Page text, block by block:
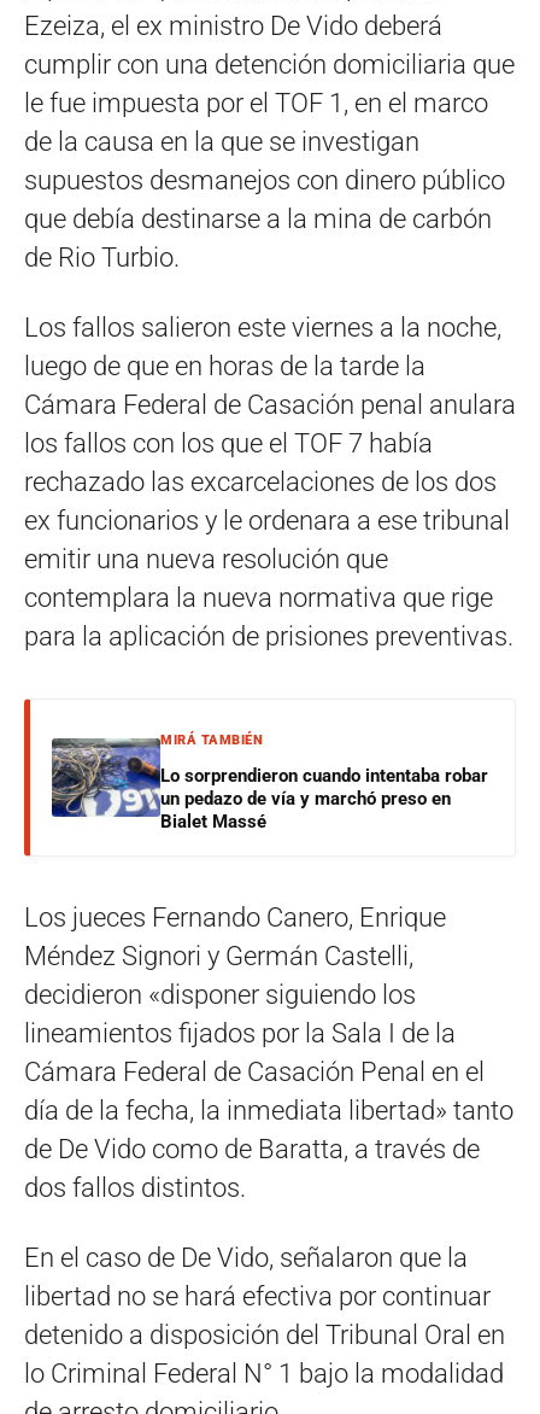
Ezeiza, el ex ministro De Vido deberá
cumplir con una detención domiciliaria que
le fue impuesta por el TOF 1, en el marco
de la causa en la que se investigan
supuestos desmanejos con dinero público
que debía destinarse a la mina de carbón
de Rio Turbio.
Los fallos salieron este viernes a la noche,
luego de que en horas de la tarde la
Cámara Federal de Casación penal anulara
los fallos con los que el TOF 7 había
rechazado las excarcelaciones de los dos
ex funcionarios y le ordenara a ese tribunal
emitir una nueva resolución que
contemplara la nueva normativa que rige
para la aplicación de prisiones preventivas.
MIRÁ TAMBIÉN
Lo sorprendieron cuando intentaba robar
un pedazo de vía y marchó preso en
Bialet Massé
Los jueces Fernando Canero, Enrique
Méndez Signori y Germán Castelli,
decidieron «disponer siguiendo los
lineamientos fijados por la Sala I de la
Cámara Federal de Casación Penal en el
día de la fecha, la inmediata libertad» tanto
de De Vido como de Baratta, a través de
dos fallos distintos.
En el caso de De Vido, señalaron que la
libertad no se hará efectiva por continuar
detenido a disposición del Tribunal Oral en
lo Criminal Federal N° 1 bajo la modalidad